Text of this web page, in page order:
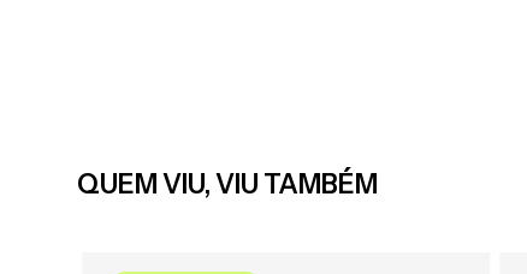
QUEM VIU, VIU TAMBÉM